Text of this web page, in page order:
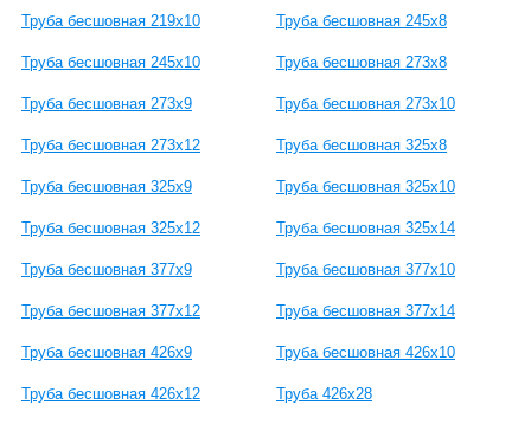
Труба бесшовная 219х10 Труба бесшовная 245х8
Труба бесшовная 245х10 Труба бесшовная 273х8
Труба бесшовная 273х9 Труба бесшовная 273х10
Труба бесшовная 273х12 Труба бесшовная 325х8
Труба бесшовная 325х9 Труба бесшовная 325х10
Труба бесшовная 325х12 Труба бесшовная 325х14
Труба бесшовная 377х9 Труба бесшовная 377х10
Труба бесшовная 377х12 Труба бесшовная 377х14
Труба бесшовная 426х9 Труба бесшовная 426х10
Труба бесшовная 426х12 Труба 426х28